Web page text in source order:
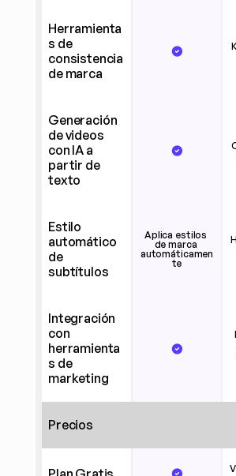
Herramienta
s de
consistencia
de marca
Generación
de videos
con IA a
partir de
texto
Estilo
automático
de
subtítulos
Aplica estilos
de marca
automáticamen
te
Integración
con
herramienta
s de
marketing
Precios